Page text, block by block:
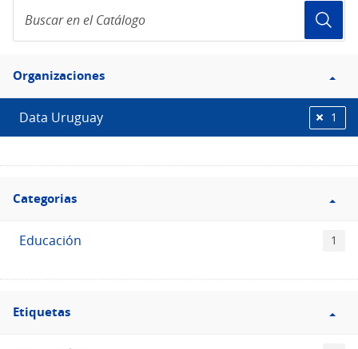
en
el
Filtro
Organizaciones
Organizaciones
Data Uruguay 1
Filtro
Categorias
Categorias
Educación 1
Filtro
Etiquetas
Etiquetas